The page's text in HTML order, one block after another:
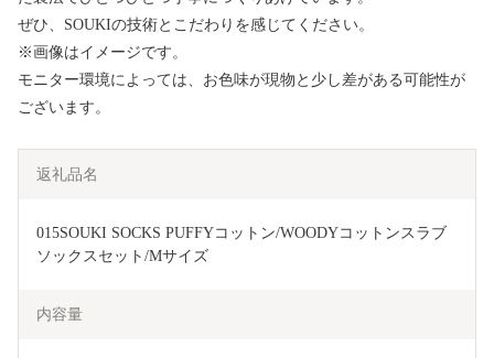
ぜひ、SOUKIの技術とこだわりを感じてください。
※画像はイメージです。
モニター環境によっては、お色味が現物と少し差がある可能性が
ございます。
返礼品名
015SOUKI SOCKS PUFFYコットン/WOODYコットンスラブ
ソックスセット/Mサイズ
内容量